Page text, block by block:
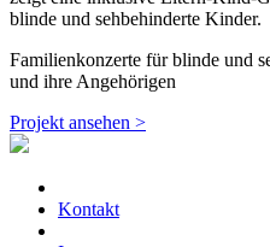
Familienkonzerte für blinde und
und ihre Angehörigen
Projekt ansehen >
Kontakt